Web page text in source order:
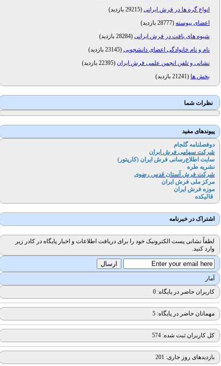
انواع گره ها در فرش ایرانی( 29215 بازدید
)
اعضای پیوسته(28777 بازدید
)
شیوه های بافت در فرش ایرانی( 28284 بازدید
)
نام و نام خانوادگی اعضای دانشجویی( 23145 بازدید
)
نشانی و تلفن انجمن علمی فرش ایران (22395 بازدید
)
بخش ها (21241 بازدید )
نظرات شما
پیوندهای مفید
دوفصلنامه گلجام
شرکت سهامی فرش ایران
سایت اطلاع‌رسانی فرش ایران (کارپتور)
نشریه طره
شرکت فرش آستان قدس رضوی
مرکز ملی فرش ایران
موزه فرش ایران
قالیکده
اشتراک در خبرنامه
لطفاً نشانی پست الکترونیک خود را برای دریافت اطلاعات و اخبار پایگاه در کادر زیر
وارد کنید.
آمار
کاربران حاضر در پایگاه: 0
مهمانان حاضر در پایگاه: 5
کل کاربران ثبت شده: 574
بازدیدهای روز جاری: 201